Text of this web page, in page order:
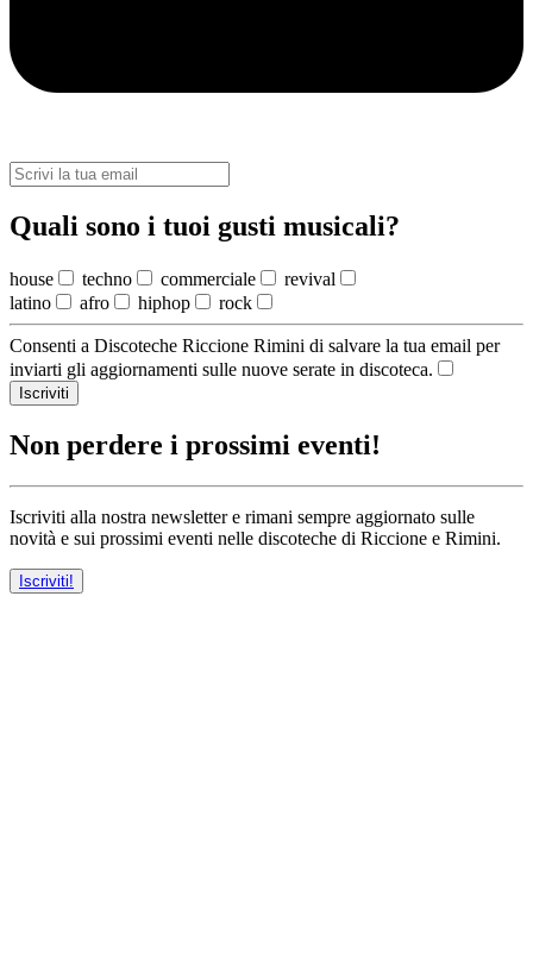
Quali sono i tuoi gusti musicali?
house techno commerciale
revival
latino
afro hiphop rock
Consenti a Discoteche Riccione Rimini di salvare la tua email per
inviarti gli aggiornamenti sulle nuove serate in discoteca.
Iscriviti
Non perdere i prossimi eventi!
Iscriviti alla nostra newsletter e rimani sempre aggiornato sulle
novità e sui prossimi eventi nelle discoteche di Riccione e Rimini.
Iscriviti!